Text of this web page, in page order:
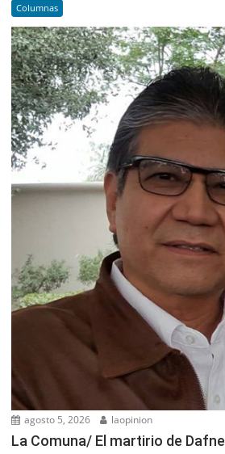
Columnas
agosto 5, 2026 laopinion
La Comuna/ El martirio de Dafne